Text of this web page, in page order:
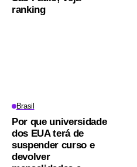
ranking
Brasil
Por que universidade
dos EUA terá de
suspender curso e
devolver